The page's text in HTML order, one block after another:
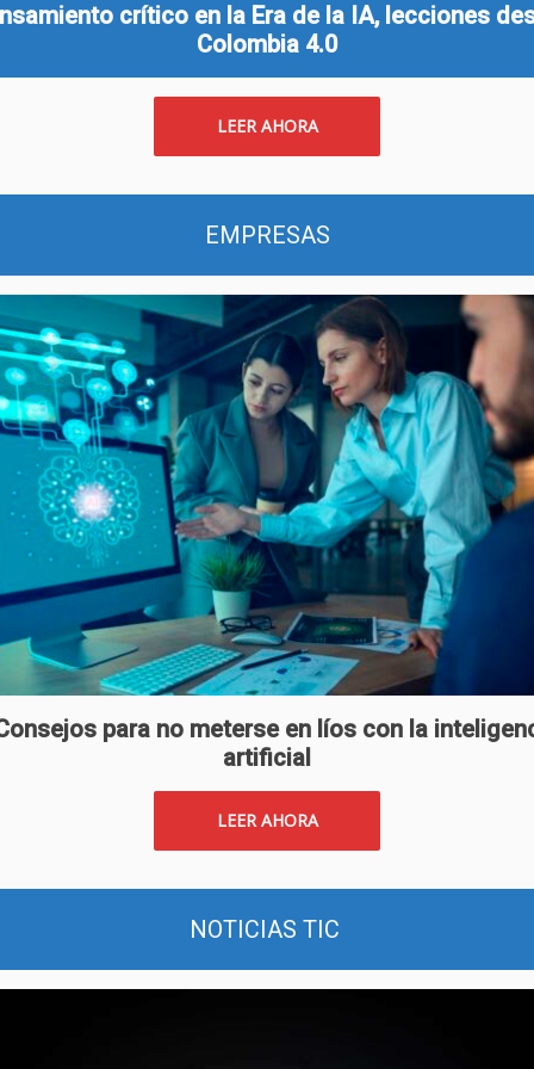
crítico en la Era de la IA, lecciones
Colombia 4.0
LEER AHORA
EMPRESAS
para no meterse en líos con la
artificial
LEER AHORA
NOTICIAS TIC